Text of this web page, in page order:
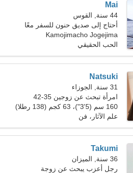
Mai
44 سنة, القوس
أحتاج إلى صديق حنون للسفر معًا
Kamojimacho Jogejima
الحب الحقيقي
Natsuki
31 سنة, الجوزاء
امرأة تبحث عن زوجين 35-42
160 سم (5'3")، 63 كجم (138 رطلا)
علم الآثار، فن
Takumi
36 سنة, الميزان
رجل أعزب يبحث عن زوجة